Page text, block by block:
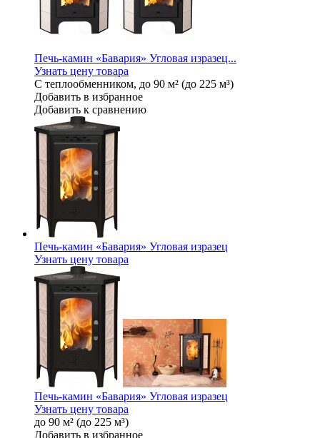
Печь-камин «Бавария» Угловая изразец...
Узнать цену товара
С теплообменником, до 90 м² (до 225 м³)
Добавить в избранное
Добавить к сравнению
Печь-камин «Бавария» Угловая изразец
Узнать цену товара
Печь-камин «Бавария» Угловая изразец
Узнать цену товара
до 90 м² (до 225 м³)
Добавить в избранное